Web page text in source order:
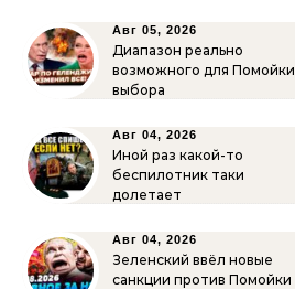
Авг 05, 2026
Диапазон реально
возможного для Помойки
выбора
Авг 04, 2026
Иной раз какой-то
беспилотник таки
долетает
Авг 04, 2026
Зеленский ввёл новые
санкции против Помойки